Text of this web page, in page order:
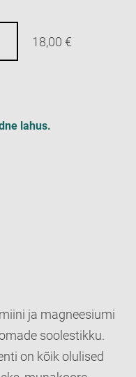
18,00 €
lahus.
ja magneesiumi
soolestikku.
on kõik olulised